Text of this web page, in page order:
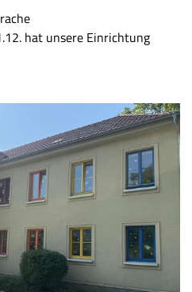
hat unsere Einrichtung